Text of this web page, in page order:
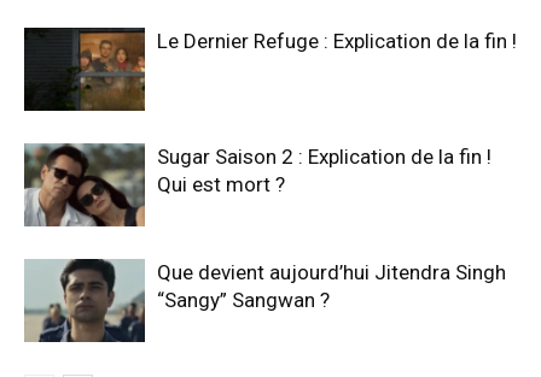
Le Dernier Refuge : Explication de la fin !
Sugar Saison 2 : Explication de la fin !
Qui est mort ?
Que devient aujourd’hui Jitendra Singh
“Sangy” Sangwan ?